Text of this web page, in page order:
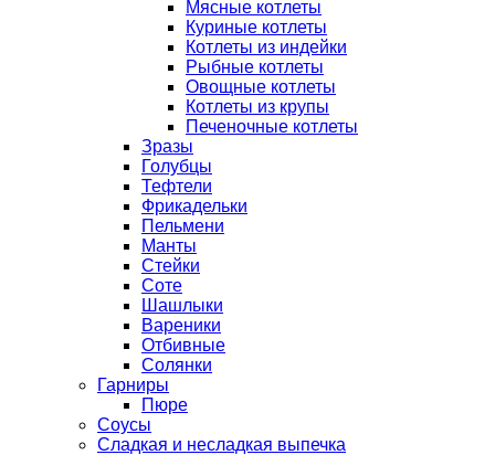
Мясные котлеты
Куриные котлеты
Котлеты из индейки
Рыбные котлеты
Овощные котлеты
Котлеты из крупы
Печеночные котлеты
Зразы
Голубцы
Тефтели
Фрикадельки
Пельмени
Манты
Стейки
Соте
Шашлыки
Вареники
Отбивные
Солянки
Гарниры
Пюре
Соусы
Сладкая и несладкая выпечка